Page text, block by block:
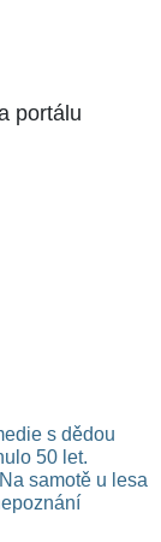
portálu
s dědou
50 let.
samotě u lesa